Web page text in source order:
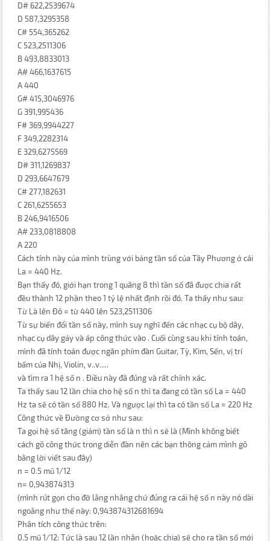
D# 622,2539674
D 587,3295358
C# 554,365262
C 523,2511306
B 493,8833013
A# 466,1637615
A 440
G# 415,3046976
G 391,995436
F# 369,9944227
F 349,2282314
E 329,6275569
D# 311,1269837
D 293,6647679
C# 277,182631
C 261,6255653
B 246,9416506
A# 233,0818808
A 220
Cách tính này của mình trùng với bảng tần số của Tây Phương ở cái
La = 440 Hz.
Bạn thấy đó, giới hạn trong 1 quãng 8 thì tần số đã được chia rất
đều thành 12 phần theo 1 tỷ lệ nhất định rồi đó. Ta thấy như sau:
Từ Là lên Đô = từ 440 lên 523,2511306
Từ sự biến đổi tần số này, mình suy nghĩ đến các nhạc cụ bộ dây,
nhạc cụ dây gảy và áp công thức vào . Cuối cùng sau khi tính toán,
mình đã tính toán được ngăn phím đàn Guitar, Tỳ, Kìm, Sến, vị trí
bấm của Nhị, Violin, v..v.....
và tìm ra 1 hệ số n . Điều này đã đúng và rất chính xác.
Ta thấy sau 12 lần chia cho hệ số n thì ta đang có tần số La = 440
Hz ta sẽ có tần số 880 Hz. Và ngược lại thì ta có tần số La = 220 Hz
Công thức về Đường cơ sở như sau:
Ta gọi hệ số tăng (giảm) tần số là n thì n sẽ là (Mình không biết
cách gõ công thức trong diễn đàn nên các bạn thông cảm mình gõ
bằng lời viết sau đây)
n = 0.5 mũ 1/12
n= 0,943874313
(mình rút gọn cho đỡ lằng nhằng chứ đúng ra cái hệ số n này nó dài
ngoằng như thế này: 0,943874312681694
Phân tích công thức trên:
0.5 mũ 1/12: Tức là sau 12 lần nhân (hoặc chia) sẽ cho ra tần số mới